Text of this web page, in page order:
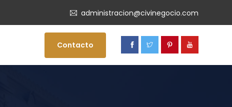
administracion@civinegocio.com
Contacto